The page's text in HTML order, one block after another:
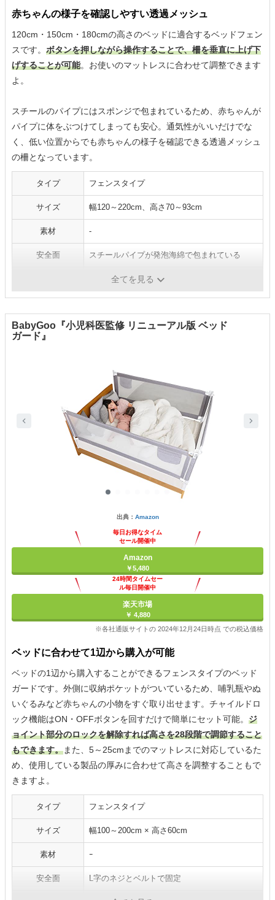
赤ちゃんの様子を確認しやすい透過メッシュ
120cm・150cm・180cmの高さのベッドに適合するベッドフェン
スです。 ボタンを押しながら操作することで、柵を垂直に上げ下
げすることが可能。お使いのマットレスに合わせて調整できます
よ。
スチールのパイプにはスポンジで包まれているため、赤ちゃんが
パイプに体をぶつけてしまっても安心。通気性がいいだけでな
く、低い位置からでも赤ちゃんの様子を確認できる透過メッシュ
の柵となっています。
タイプ フェンスタイプ
サイズ 幅120～220cm、高さ70～93cm
素材 ‐
安全面 スチールパイプが発泡海綿で包まれている
高さ調整が可能
全てを見る
BabyGoo『小児科医監修 リニューアル版 ベッド
ガード』
出典： Amazon
毎日お得なタイム
セール開催中
Amazon
￥5,480
24時間タイムセー
ル毎日開催中
楽天市場
￥ 4,880
※各社通販サイトの 2024年12月24日時点 での税込価格
ベッドに合わせて1辺から購入が可能
ベッドの1辺から購入することができるフェンスタイプのベッド
ガードです。外側に収納ポケットがついているため、哺乳瓶やぬ
いぐるみなど赤ちゃんの小物をすぐ取り出せます。チャイルドロ
ック機能はON・OFFボタンを回すだけで簡単にセット可能。 ジ
ョイント部分のロックを解除すれば高さを28段階で調節すること
もできます。また、5～25cmまでのマットレスに対応しているた
め、使用している製品の厚みに合わせて高さを調整することもで
きますよ。
タイプ フェンスタイプ
サイズ 幅100～200cm × 高さ60cm
素材 ｰ
安全面 L字のネジとベルトで固定